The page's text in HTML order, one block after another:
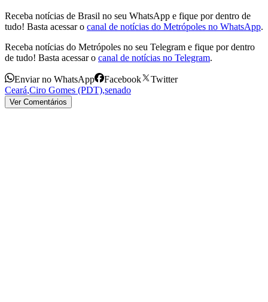
Receba notícias de Brasil no seu WhatsApp e fique por dentro de
tudo! Basta acessar o canal de notícias do Metrópoles no WhatsApp.
Receba notícias do Metrópoles no seu Telegram e fique por dentro
de tudo! Basta acessar o canal de notícias no Telegram.
Enviar no WhatsApp Facebook
Twitter
Ceará,Ciro Gomes (PDT),senado
Ver Comentários